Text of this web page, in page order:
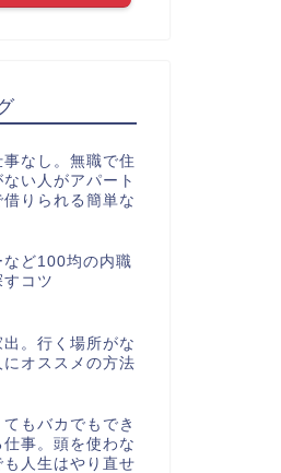
なし。無職で住
い人がアパート
借りられる簡単な
など100均の内職
コツ
出。行く場所がな
にオススメの方法
もバカでもでき
仕事。頭を使わな
も人生はやり直せ